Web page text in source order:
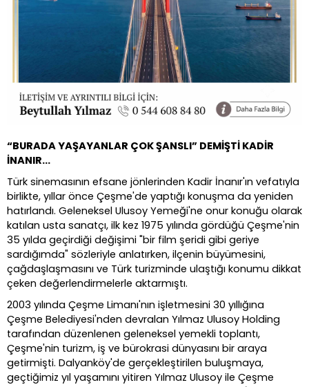
“BURADA YAŞAYANLAR ÇOK ŞANSLI” DEMİŞTİ KADİR
İNANIR...
Türk sinemasının efsane jönlerinden Kadir İnanır'ın vefatıyla
birlikte, yıllar önce Çeşme'de yaptığı konuşma da yeniden
hatırlandı. Geleneksel Ulusoy Yemeği'ne onur konuğu olarak
katılan usta sanatçı, ilk kez 1975 yılında gördüğü Çeşme'nin
35 yılda geçirdiği değişimi "bir film şeridi gibi geriye
sardığımda" sözleriyle anlatırken, ilçenin büyümesini,
çağdaşlaşmasını ve Türk turizminde ulaştığı konumu dikkat
çeken değerlendirmelerle aktarmıştı.
2003 yılında Çeşme Limanı'nın işletmesini 30 yıllığına
Çeşme Belediyesi'nden devralan Yılmaz Ulusoy Holding
tarafından düzenlenen geleneksel yemekli toplantı,
Çeşme'nin turizm, iş ve bürokrasi dünyasını bir araya
getirmişti. Dalyanköy'de gerçekleştirilen buluşmaya,
geçtiğimiz yıl yaşamını yitiren Yılmaz Ulusoy ile Çeşme